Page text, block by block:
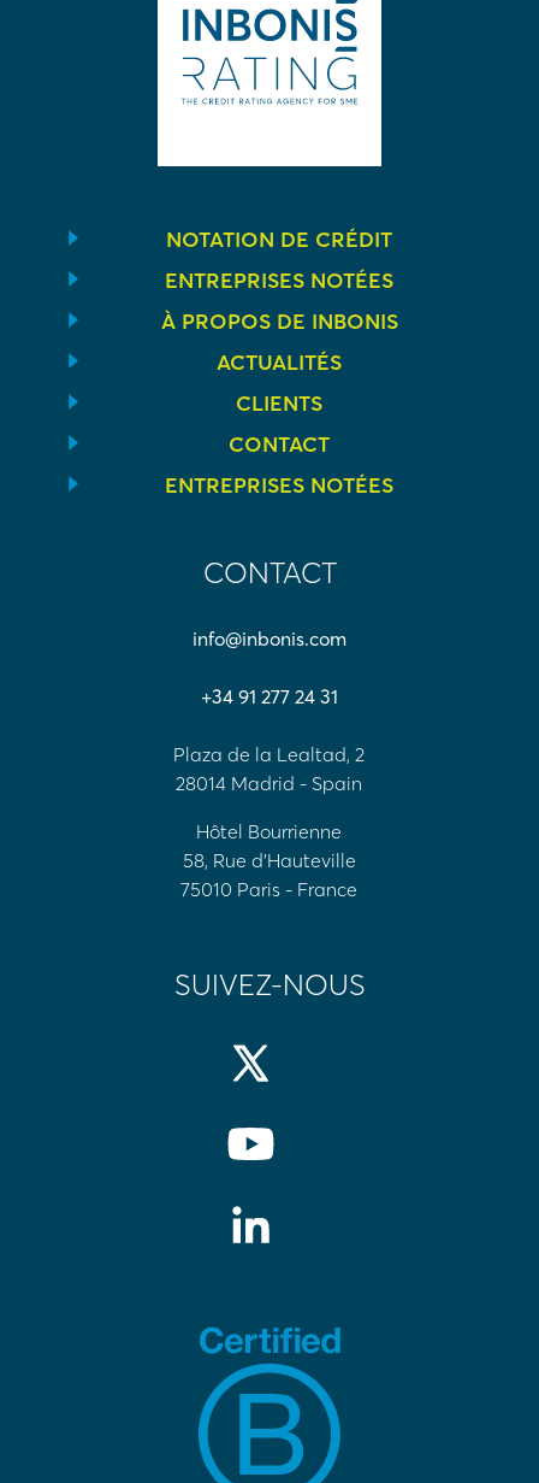
NOTATION DE CRÉDIT
ENTREPRISES NOTÉES
À PROPOS DE INBONIS
ACTUALITÉS
CLIENTS
CONTACT
ENTREPRISES NOTÉES
CONTACT
info@inbonis.com
+34 91 277 24 31
Plaza de la Lealtad, 2
28014 Madrid - Spain
Hôtel Bourrienne
58, Rue d'Hauteville
75010 Paris - France
SUIVEZ-NOUS